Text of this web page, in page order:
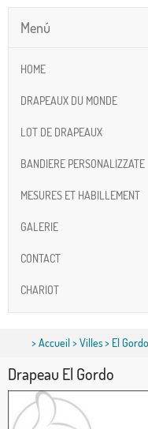
Menú
HOME
DRAPEAUX DU MONDE
LOT DE DRAPEAUX
BANDIERE PERSONALIZZATE
MESURES ET HABILLEMENT
GALERIE
CONTACT
CHARIOT
>Accueil>Villes> El Gordo
Drapeau El Gordo